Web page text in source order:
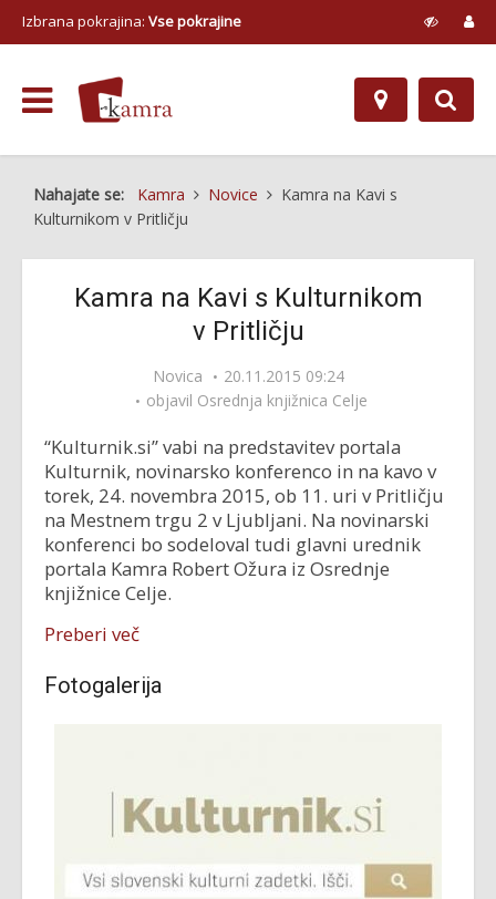
Izbrana pokrajina: Vse pokrajine
Nahajate se: Kamra Novice
Kamra na Kavi s
Kulturnikom v Pritličju
Kamra na Kavi s Kulturnikom
v Pritličju
Novica
20.11.2015 09:24
objavil Osrednja knjižnica Celje
“Kulturnik.si” vabi na predstavitev portala
Kulturnik, novinarsko konferenco in na kavo v
torek, 24. novembra 2015, ob 11. uri v Pritličju
na Mestnem trgu 2 v Ljubljani. Na novinarski
konferenci bo sodeloval tudi glavni urednik
portala Kamra Robert Ožura iz Osrednje
knjižnice Celje.
Preberi več
Fotogalerija